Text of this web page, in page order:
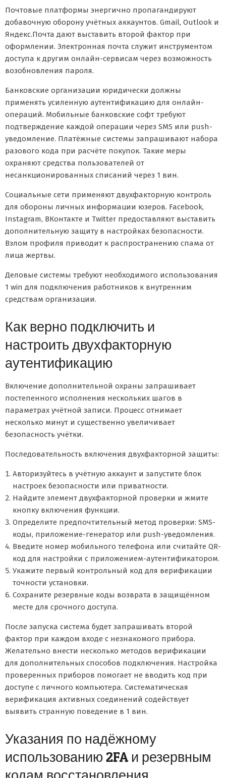
Почтовые платформы энергично пропагандируют
добавочную оборону учётных аккаунтов. Gmail, Outlook и
Яндекс.Почта дают выставить второй фактор при
оформлении. Электронная почта служит инструментом
доступа к другим онлайн-сервисам через возможность
возобновления пароля.
Банковские организации юридически должны
применять усиленную аутентификацию для онлайн-
операций. Мобильные банковские софт требуют
подтверждение каждой операции через SMS или push-
уведомление. Платёжные системы запрашивают набора
разового кода при расчёте покупок. Такие меры
охраняют средства пользователей от
несанкционированных списаний через 1 вин.
Социальные сети применяют двухфакторную контроль
для обороны личных информации юзеров. Facebook,
Instagram, ВКонтакте и Twitter предоставляют выставить
дополнительную защиту в настройках безопасности.
Взлом профиля приводит к распространению спама от
лица жертвы.
Деловые системы требуют необходимого использования
1 win для подключения работников к внутренним
средствам организации.
Как верно подключить и
настроить двухфакторную
аутентификацию
Включение дополнительной охраны запрашивает
постепенного исполнения нескольких шагов в
параметрах учётной записи. Процесс отнимает
несколько минут и существенно увеличивает
безопасность учётки.
Последовательность включения двухфакторной защиты:
Авторизуйтесь в учётную аккаунт и запустите блок
настроек безопасности или приватности.
Найдите элемент двухфакторной проверки и жмите
кнопку включения функции.
Определите предпочтительный метод проверки: SMS-
коды, приложение-генератор или push-уведомления.
Введите номер мобильного телефона или считайте QR-
код для настройки с приложением-аутентификатором.
Укажите первый контрольный код для верификации
точности установки.
Сохраните резервные коды возврата в защищённом
месте для срочного доступа.
После запуска система будет запрашивать второй
фактор при каждом входе с незнакомого прибора.
Желательно внести несколько методов верификации
для дополнительных способов подключения. Настройка
проверенных приборов помогает не вводить код при
доступе с личного компьютера. Систематическая
верификация активных соединений содействует
выявить странную поведение в 1 вин.
Указания по надёжному
использованию 2FA и резервным